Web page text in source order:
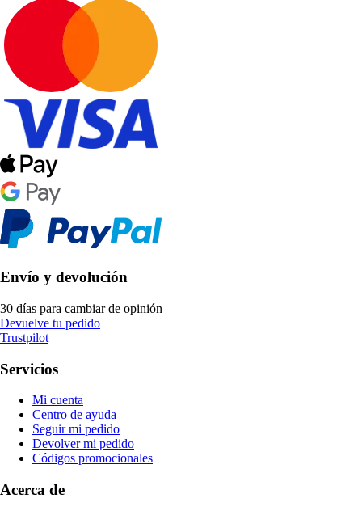
Envío y devolución
30 días para cambiar de opinión
Devuelve tu pedido
Trustpilot
Servicios
Mi cuenta
Centro de ayuda
Seguir mi pedido
Devolver mi pedido
Códigos promocionales
Acerca de